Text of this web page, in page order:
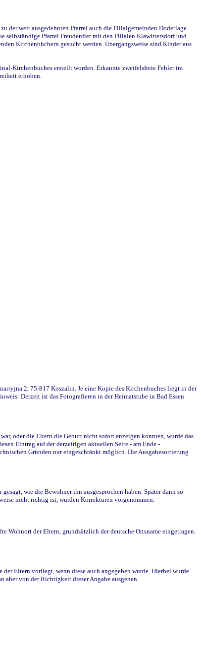
der weit ausgedehnten Pfarrei auch die Filialgemeinden Doderlage
selbständige Pfarrei Freudenfier mit den Filialen Klawittersdorf und
Kirchenbüchern gesucht werden. Übergangsweise sind Kinder aus
Kirchenbuches erstellt worden. Erkannte zweifelsfreie Fehler im
erhoben.
2, 75-817 Koszalin. Je eine Kopie des Kirchenbuches liegt in der
Derzeit ist das Fotografieren in der Heimatstube in Bad Essen
oder die Eltern die Geburt nicht sofort anzeigen konnten, wurde das
Eintrag auf der derzeitigen aktuellen Seite - am Ende -
Gründen nur eingeschränkt möglich. Die Ausgabesortierung
wie die Bewohner ihn ausgesprochen haben. Später dann so
nicht richtig ist, wurden Korrekturen vorgenommen.
Wohnort der Eltern, grundsätzlich der deutsche Ortsname eingetragen.
Eltern vorliegt, wenn diese auch angegeben wurde. Hierbei wurde
aber von der Richtigkeit dieser Angabe ausgehen.